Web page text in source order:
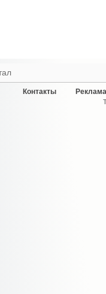
Контакты